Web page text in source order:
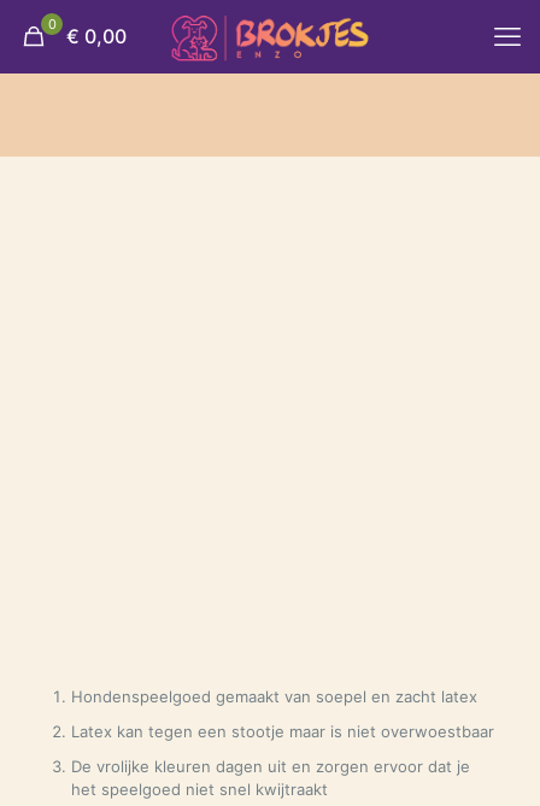
0 € 0,00
Hondenspeelgoed gemaakt van soepel en zacht latex
Latex kan tegen een stootje maar is niet overwoestbaar
De vrolijke kleuren dagen uit en zorgen ervoor dat je
het speelgoed niet snel kwijtraakt